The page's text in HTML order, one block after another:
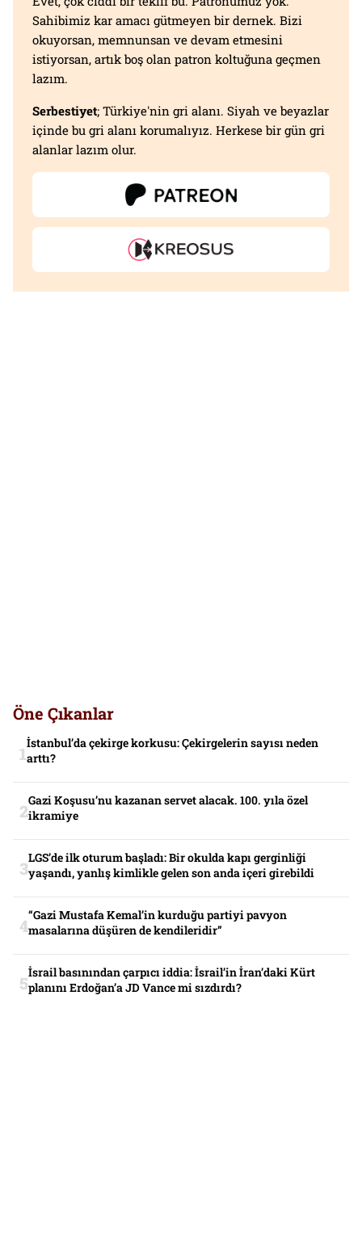
Sahibimiz kar amacı gütmeyen bir dernek. Bizi
okuyorsan, memnunsan ve devam etmesini
istiyorsan, artık boş olan patron koltuğuna geçmen
lazım.
Serbestiyet; Türkiye'nin gri alanı. Siyah ve beyazlar
içinde bu gri alanı korumalıyız. Herkese bir gün gri
alanlar lazım olur.
Öne Çıkanlar
İstanbul’da çekirge korkusu: Çekirgelerin sayısı neden
arttı?
Gazi Koşusu’nu kazanan servet alacak. 100. yıla özel
ikramiye
LGS’de ilk oturum başladı: Bir okulda kapı gerginliği
yaşandı, yanlış kimlikle gelen son anda içeri girebildi
“Gazi Mustafa Kemal’in kurduğu partiyi pavyon
masalarına düşüren de kendileridir”
İsrail basınından çarpıcı iddia: İsrail’in İran’daki Kürt
planını Erdoğan’a JD Vance mi sızdırdı?